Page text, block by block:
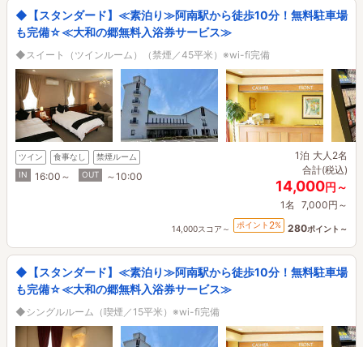
◆【スタンダード】≪素泊り≫阿南駅から徒歩10分！無料駐車場
も完備☆≪大和の郷無料入浴券サービス≫
◆スイート（ツインルーム）（禁煙／45平米）※wi-fi完備
ツイン 食事なし
禁煙ルーム
IN
16:00～ OUT ～10:00
1泊 大人2名
合計(税込)
14,000円～
1名 7,000円～
14,000スコア～ ポイント 2% 280ポイント～
◆【スタンダード】≪素泊り≫阿南駅から徒歩10分！無料駐車場
も完備☆≪大和の郷無料入浴券サービス≫
◆シングルルーム（喫煙／15平米）※wi-fi完備